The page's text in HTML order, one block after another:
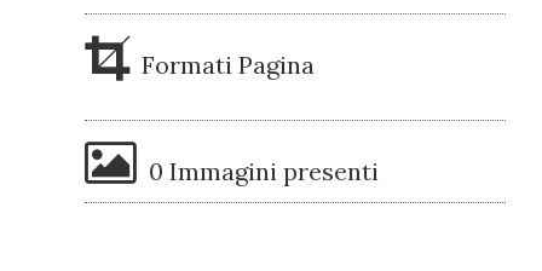
Formati Pagina
0 Immagini presenti